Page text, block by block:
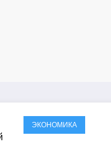
ЭКОНОМИКА